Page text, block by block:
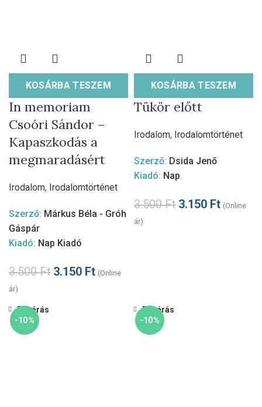
KOSÁRBA TESZEM
In memoriam
Csoóri Sándor –
Kapaszkodás a
megmaradásért
Irodalom, Irodalomtörténet
Szerző: Márkus Béla - Gróh
Gáspár
Kiadó: Nap Kiadó
3.500Ft 3.150 Ft (Online
ár)
KOSÁRBA TESZEM
Tükör előtt
Irodalom, Irodalomtörténet
Szerző: Dsida Jenő
Kiadó: Nap
3.500Ft 3.150 Ft (Online
ár)
-10%
Bezárás
-10%
Bezárás